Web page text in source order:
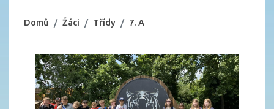
Domů Žáci Třídy 7. A